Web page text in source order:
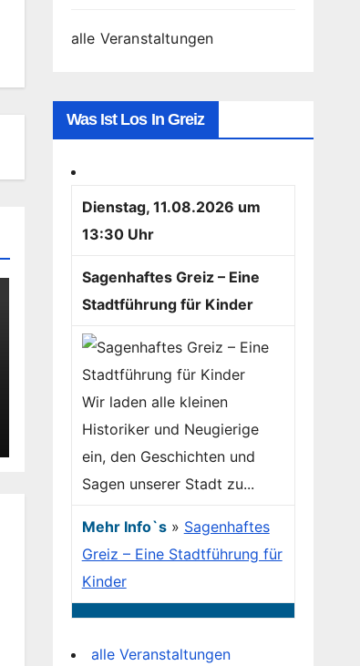
alle Veranstaltungen
Was Ist Los In Greiz
Dienstag, 11.08.2026 um
13:30 Uhr
Sagenhaftes Greiz – Eine
Stadtführung für Kinder
Wir laden alle kleinen
Historiker und Neugierige
ein, den Geschichten und
Sagen unserer Stadt zu...
Mehr Info`s» Sagenhaftes
Greiz – Eine Stadtführung für
Kinder
alle Veranstaltungen